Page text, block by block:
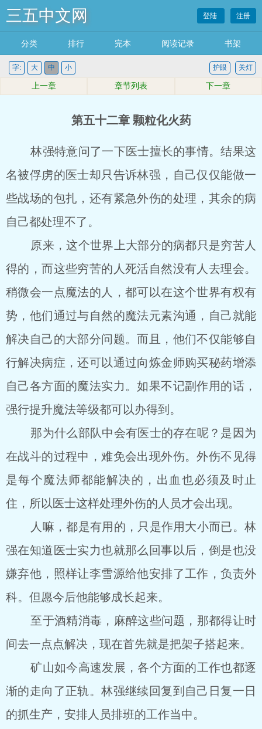
三五中文网 登陆 注册
分类 排行 完本 阅读记录 书架
字: 大 中 小 关灯
护眼
上一章 章节列表 下一章
第五十二章 颗粒化火药
林强特意问了一下医士擅长的事情。结果这
名被俘虏的医士却只告诉林强，自己仅仅能做一
些战场的包扎，还有紧急外伤的处理，其余的病
自己都处理不了。
原来，这个世界上大部分的病都只是穷苦人
得的，而这些穷苦的人死活自然没有人去理会。
稍微会一点魔法的人，都可以在这个世界有权有
势，他们通过与自然的魔法元素沟通，自己就能
解决自己的大部分问题。而且，他们不仅能够自
行解决病症，还可以通过向炼金师购买秘药增添
自己各方面的魔法实力。如果不记副作用的话，
强行提升魔法等级都可以办得到。
那为什么部队中会有医士的存在呢？是因为
在战斗的过程中，难免会出现外伤。外伤不见得
是每个魔法师都能解决的，出血也必须及时止
住，所以医士这样处理外伤的人员才会出现。
人嘛，都是有用的，只是作用大小而已。林
强在知道医士实力也就那么回事以后，倒是也没
嫌弃他，照样让李雪源给他安排了工作，负责外
科。但愿今后他能够成长起来。
至于酒精消毒，麻醉这些问题，那都得让时
间去一点点解决，现在首先就是把架子搭起来。
矿山如今高速发展，各个方面的工作也都逐
渐的走向了正轨。林强继续回复到自己日复一日
的抓生产，安排人员排班的工作当中。